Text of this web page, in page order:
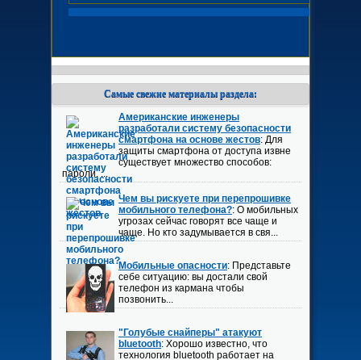
Самые свежие материалы раздела:
Американские инженеры
разработали систему безопасности
смартфона на основе жестов: Для
защиты смартфона от доступа извне
существует множество способов:
пароли, ...
Чем вы рискуете при перепрошивке
мобильного телефона?: О мобильных
угрозах сейчас говорят все чаще и
чаще. Но кто задумывается в свя...
Мобильные опасности: Представьте
себе ситуацию: вы достали свой
телефон из кармана чтобы
позвонить...
"Голубые снайперы" атакуют
bluetooth: Хорошо известно, что
технология bluetooth работает на